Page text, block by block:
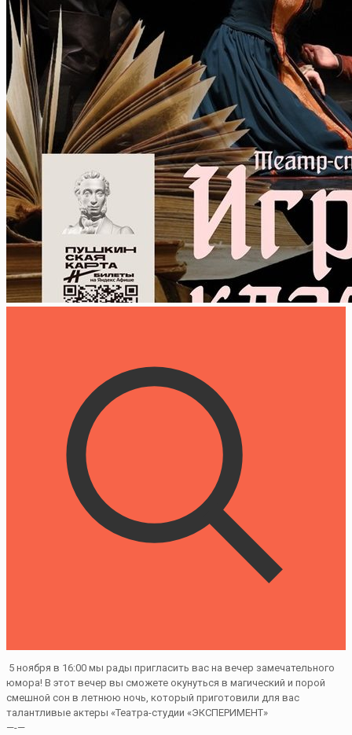
5 ноября в 16:00 мы рады пригласить вас на вечер замечательного
юмора! В этот вечер вы сможете окунуться в магический и порой
смешной сон в летнюю ночь, который приготовили для вас
талантливые актеры «Театра-студии «ЭКСПЕРИМЕНТ»
—-—